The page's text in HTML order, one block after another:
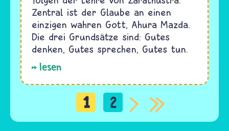
Zentral ist der Glaube an einen
einzigen wahren Gott, Ahura Mazda.
Die drei Grundsätze sind: Gutes
denken, Gutes sprechen, Gutes tun.
lesen
Seitennummerierung
1 2